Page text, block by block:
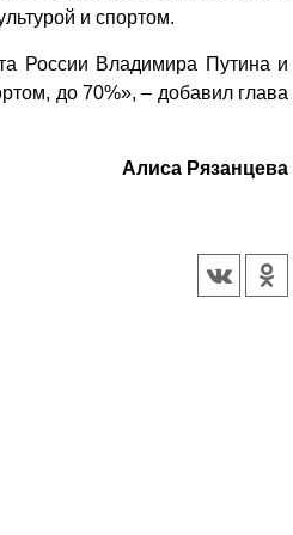
и спортом.
России Владимира Путина и
до 70%», – добавил глава
Алиса Рязанцева
Уважаемые посетители сайта!
Мы рады приветствовать вас